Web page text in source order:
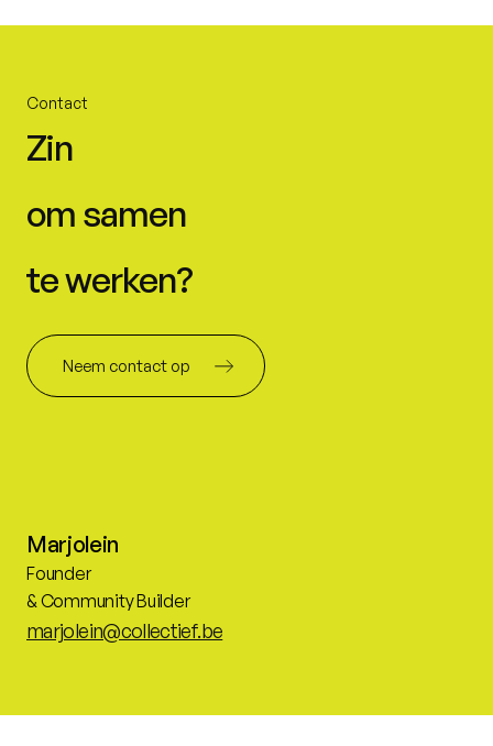
Contact
Zin
om samen
te werken?
Neem contact op
Marjolein
Founder
& Community Builder
marjolein@collectief.be